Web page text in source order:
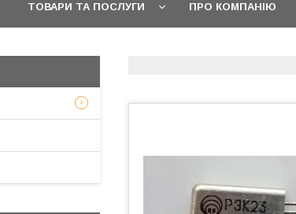
ТОВАРИ ТА ПОСЛУГИ ПРО КОМПАНІЮ